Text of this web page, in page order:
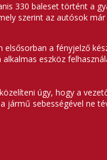
330 baleset történt a
szerint az autósok
a fényjelző
eszköz
úgy, hogy a
sebességével ne